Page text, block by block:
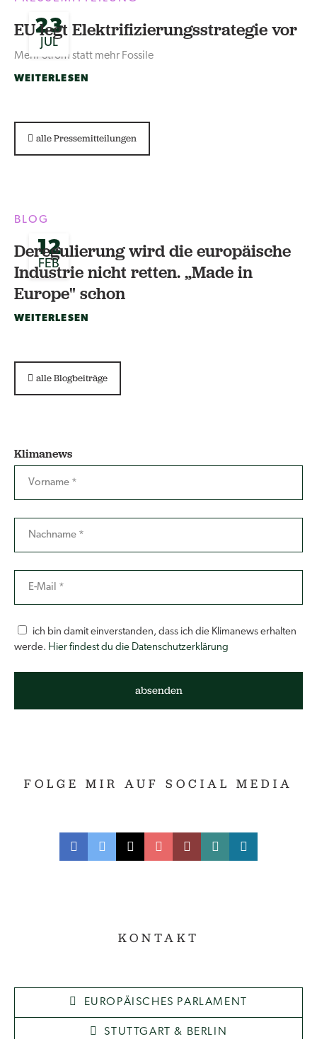
23
JUL
EU legt Elektrifizierungsstrategie vor
Mehr Strom statt mehr Fossile
WEITERLESEN
alle Pressemitteilungen
BLOG
12
FEB
Deregulierung wird die europäische
Industrie nicht retten. „Made in
Europe" schon
WEITERLESEN
alle Blogbeiträge
Klimanews
ich bin damit einverstanden, dass ich die Klimanews erhalten
werde. Hier findest du die Datenschutzerklärung
FOLGE MIR AUF SOCIAL MEDIA
KONTAKT
EUROPÄISCHES PARLAMENT
STUTTGART & BERLIN